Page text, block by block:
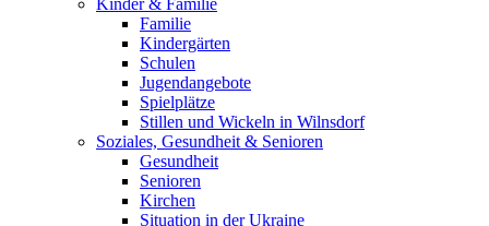
Kinder & Familie
Familie
Kindergärten
Schulen
Jugendangebote
Spielplätze
Stillen und Wickeln in Wilnsdorf
Soziales, Gesundheit & Senioren
Gesundheit
Senioren
Kirchen
Situation in der Ukraine